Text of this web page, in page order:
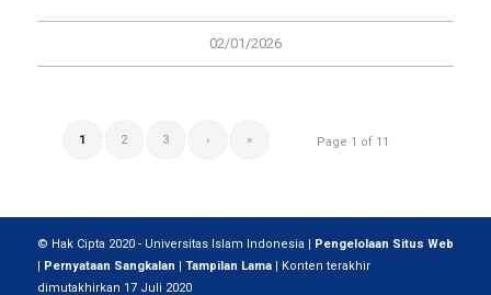
02/01/2026
Page 1 of 11
1 2 3 › »
© Hak Cipta 2020 - Universitas Islam Indonesia | Pengelolaan Situs Web
| Pernyataan Sangkalan | Tampilan Lama| Konten terakhir
dimutakhirkan 17 Juli 2020